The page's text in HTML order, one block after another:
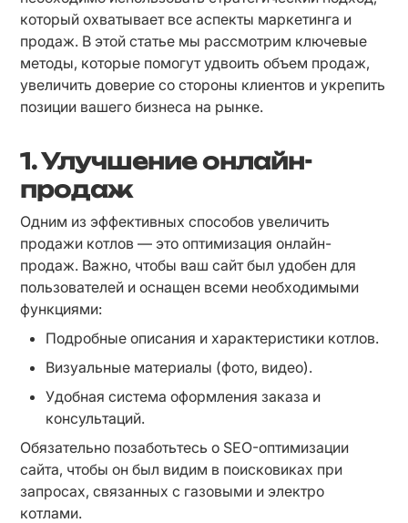
который охватывает все аспекты маркетинга и
продаж. В этой статье мы рассмотрим ключевые
методы, которые помогут удвоить объем продаж,
увеличить доверие со стороны клиентов и укрепить
позиции вашего бизнеса на рынке.
1. Улучшение онлайн-
продаж
Одним из эффективных способов увеличить
продажи котлов — это оптимизация онлайн-
продаж. Важно, чтобы ваш сайт был удобен для
пользователей и оснащен всеми необходимыми
функциями:
Подробные описания и характеристики котлов.
Визуальные материалы (фото, видео).
Удобная система оформления заказа и
консультаций.
Обязательно позаботьтесь о SEO-оптимизации
сайта, чтобы он был видим в поисковиках при
запросах, связанных с газовыми и электро
котлами.